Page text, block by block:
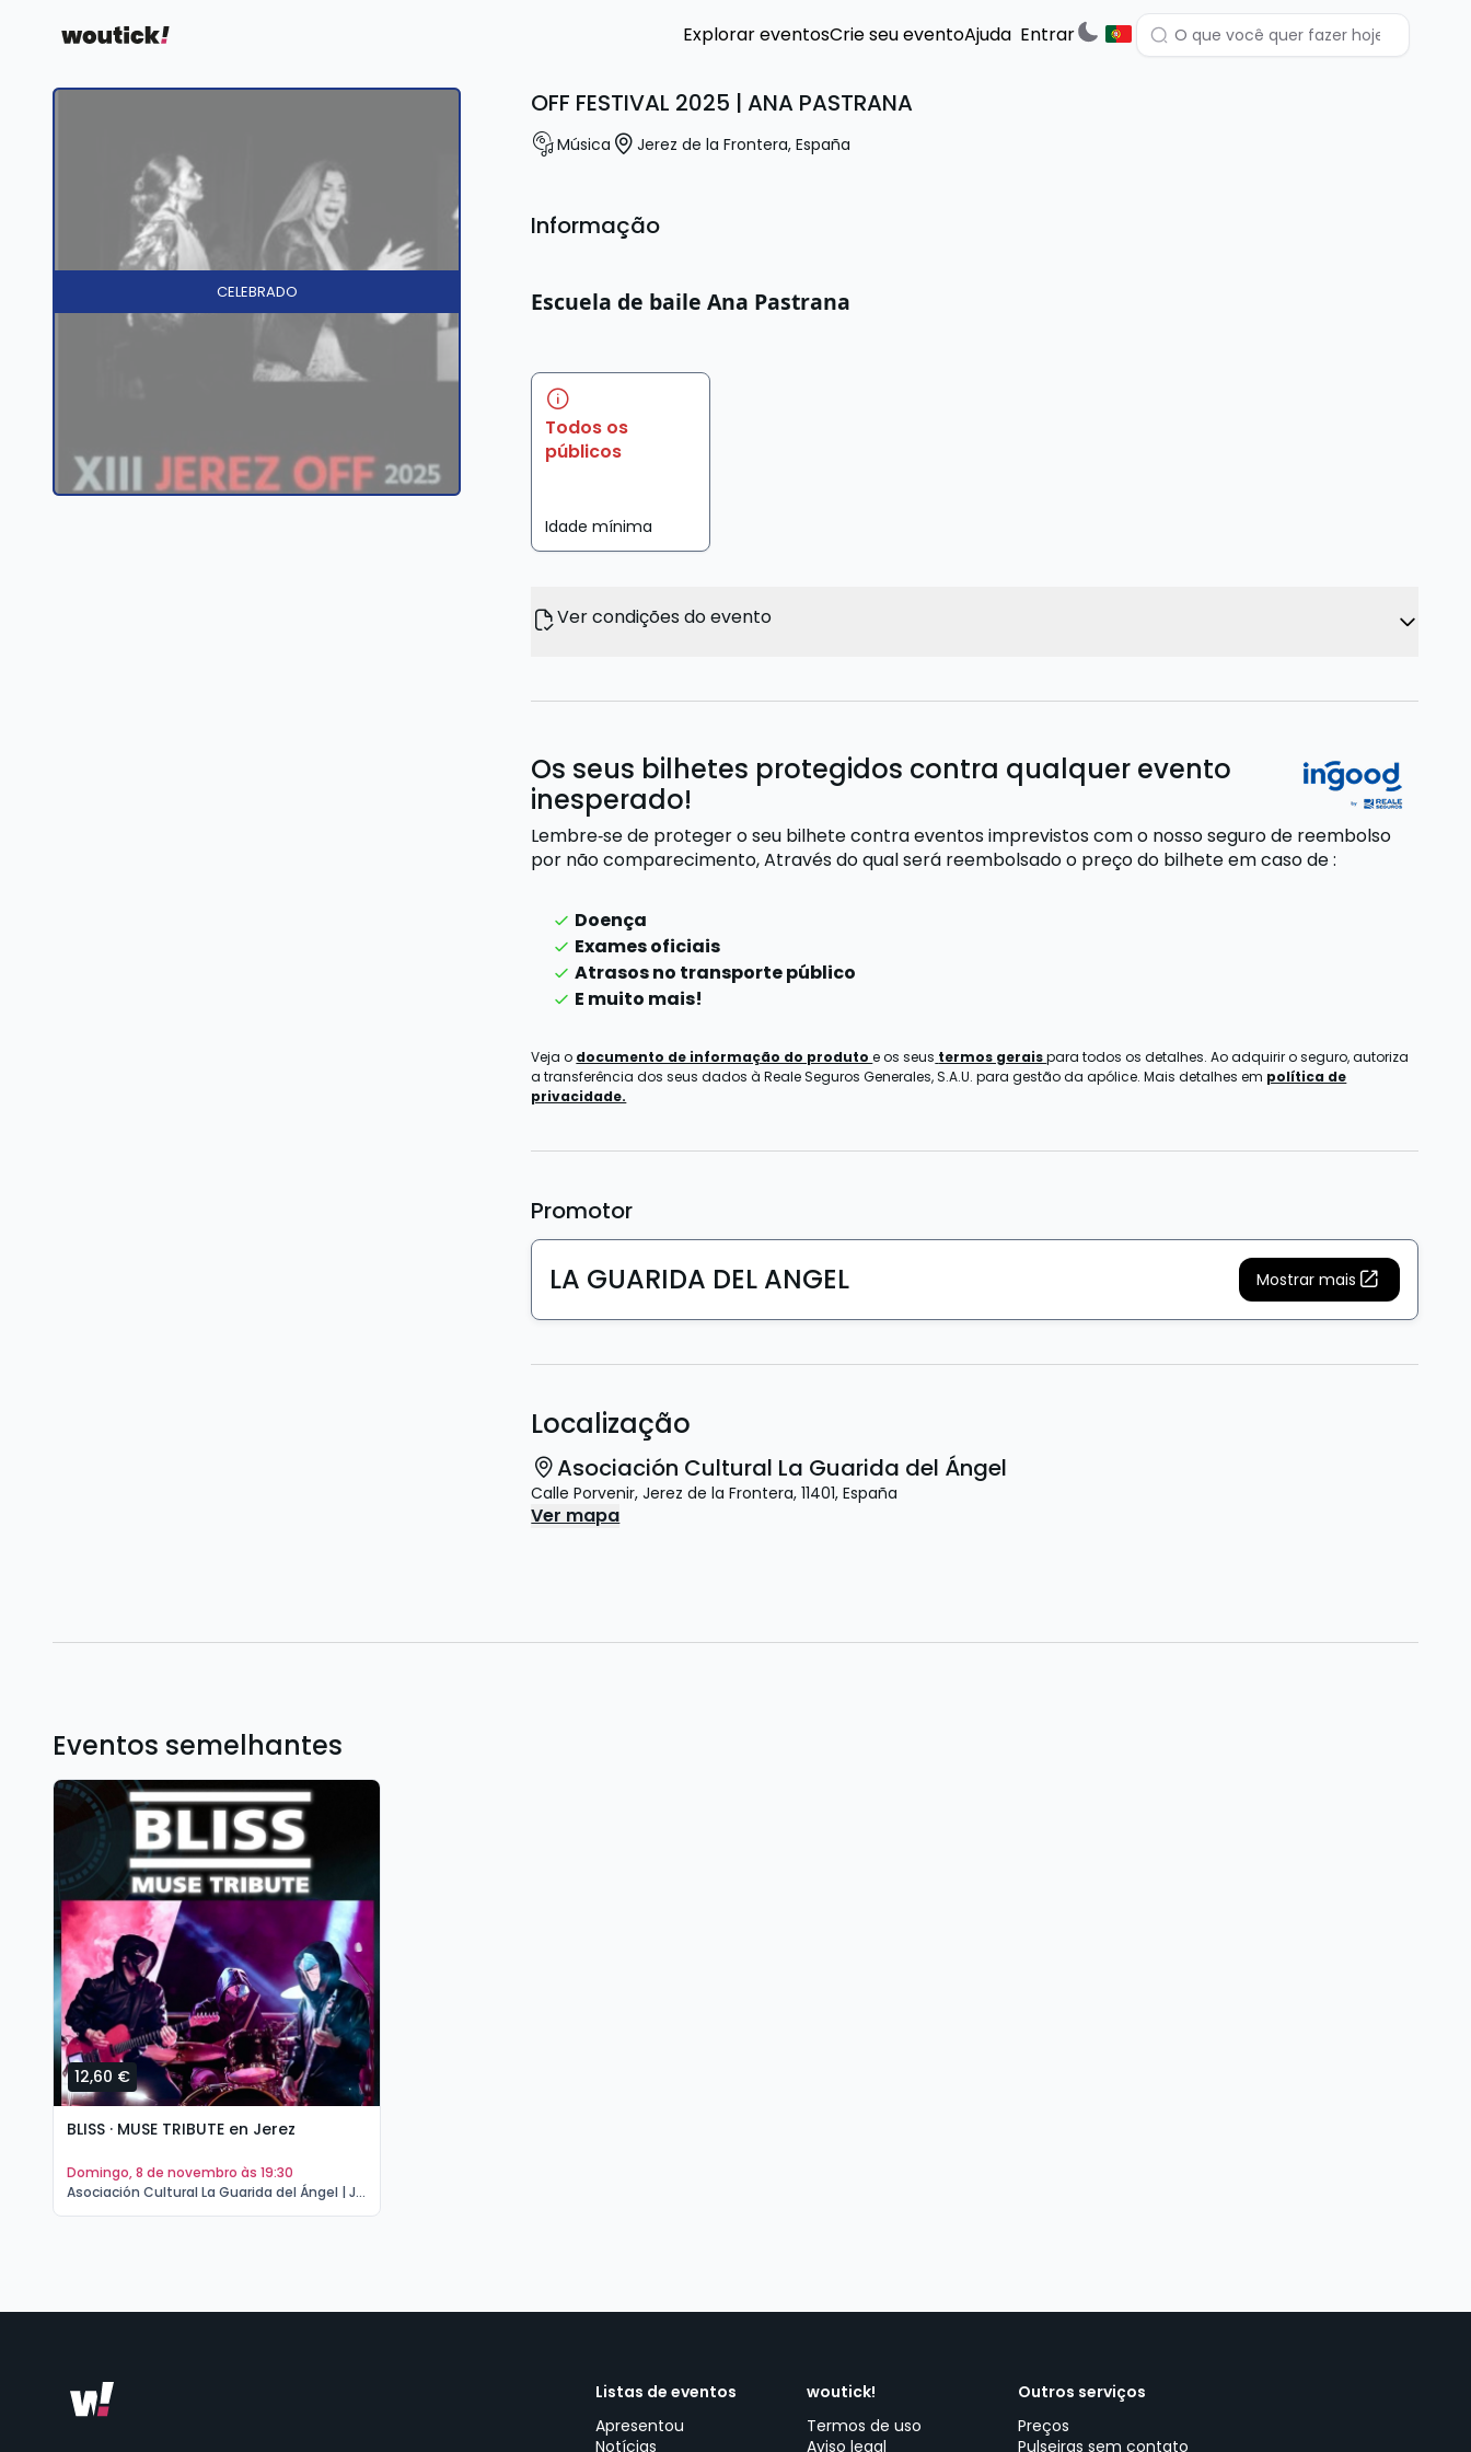
Explorar eventosCrie seu eventoAjuda Entrar
CELEBRADO
OFF FESTIVAL 2025 | ANA PASTRANA
Música Jerez de la Frontera, España
Informação
Escuela de baile Ana Pastrana
Todos os
públicos
Idade mínima
Ver condições do evento
Os seus bilhetes protegidos contra qualquer evento
inesperado!
Lembre‑se de proteger o seu bilhete contra eventos imprevistos com o nosso seguro de reembolso
por não comparecimento,Através do qual será reembolsado o preço do bilheteem caso de:
Doença
Exames oficiais
Atrasos no transporte público
E muito mais!
Veja o documento de informação do produtoe os seus termos geraispara todos os detalhes. Ao adquirir o seguro, autoriza
a transferência dos seus dados à Reale Seguros Generales, S.A.U. para gestão da apólice. Mais detalhes em política de
privacidade.
Promotor
LA GUARIDA DEL ANGEL Mostrar mais
Localização
Asociación Cultural La Guarida del Ángel
Calle Porvenir, Jerez de la Frontera, 11401, España
Ver mapa
Eventos semelhantes
12,60 €
BLISS · MUSE TRIBUTE en Jerez
domingo, 8 de novembro às 19:30
Asociación Cultural La Guarida del Ángel | Jerez de la Frontera
Listas de eventos
Apresentou
Notícias
woutick!
Termos de uso
Aviso legal
Outros serviços
Preços
Pulseiras sem contato